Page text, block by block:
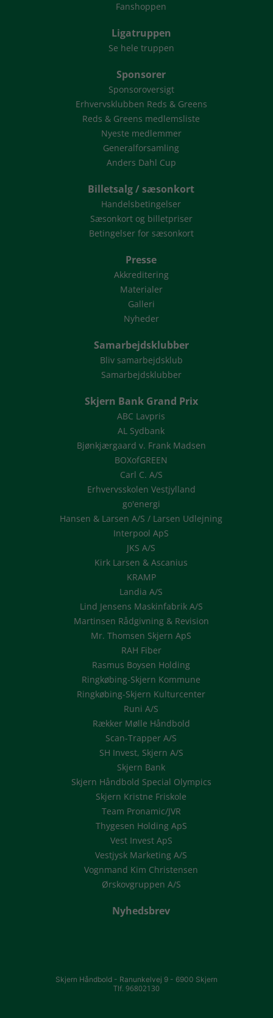
Fanshoppen
Ligatruppen
Se hele truppen
Sponsorer
Sponsoroversigt
Erhvervsklubben Reds & Greens
Reds & Greens medlemsliste
Nyeste medlemmer
Generalforsamling
Anders Dahl Cup
Billetsalg / sæsonkort
Handelsbetingelser
Sæsonkort og billetpriser
Betingelser for sæsonkort
Presse
Akkreditering
Materialer
Galleri
Nyheder
Samarbejdsklubber
Bliv samarbejdsklub
Samarbejdsklubber
Skjern Bank Grand Prix
ABC Lavpris
AL Sydbank
Bjønkjærgaard v. Frank Madsen
BOXofGREEN
Carl C. A/S
Erhvervsskolen Vestjylland
go'energi
Hansen & Larsen A/S / Larsen Udlejning
Interpool ApS
JKS A/S
Kirk Larsen & Ascanius
KRAMP
Landia A/S
Lind Jensens Maskinfabrik A/S
Martinsen Rådgivning & Revision
Mr. Thomsen Skjern ApS
RAH Fiber
Rasmus Boysen Holding
Ringkøbing-Skjern Kommune
Ringkøbing-Skjern Kulturcenter
Runi A/S
Rækker Mølle Håndbold
Scan-Trapper A/S
SH Invest, Skjern A/S
Skjern Bank
Skjern Håndbold Special Olympics
Skjern Kristne Friskole
Team Pronamic/JVR
Thygesen Holding ApS
Vest Invest ApS
Vestjysk Marketing A/S
Vognmand Kim Christensen
Ørskovgruppen A/S
Nyhedsbrev
Skjern Håndbold - Ranunkelvej 9 - 6900 Skjern
Tlf. 96802130